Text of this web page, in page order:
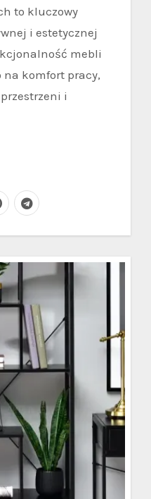
i estetycznej
mebli
na komfort pracy,
i